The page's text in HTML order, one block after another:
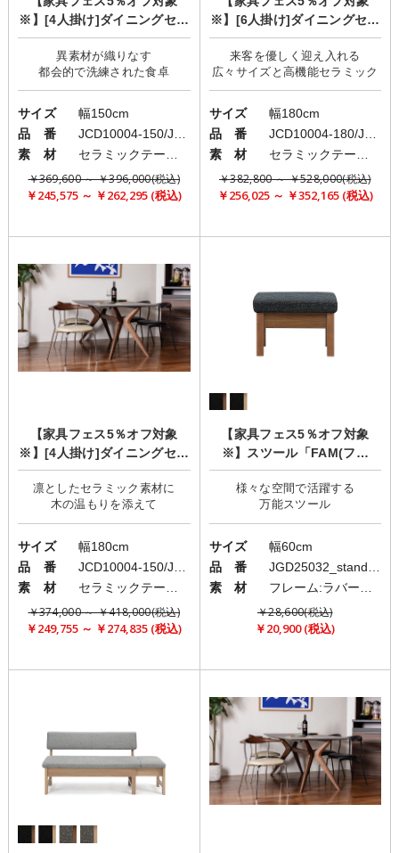
※】[4人掛け]ダイニングセッ
ト/セラミックインテリア/FA
ME×MIX
異素材が織りなす
サイズ
幅150cm
品 番
JCD10004-150/JCD20004-MX
素 材
セラミックテーブル/異素材ミックスチェア
￥369,600 ～ ￥396,000(税込)
￥245,575 ～ ￥262,295 (税込)
※】[6人掛け]ダイニングセッ
ト/セラミックインテリア/FA
ME×MIX
来客を優しく迎え入れる
サイズ
幅180cm
品 番
JCD10004-180/JCD20004-MX
素 材
セラミックテーブル/異素材ミックスチェア
￥382,800 ～ ￥528,000(税込)
￥256,025 ～ ￥352,165 (税込)
【家具フェス5％オフ対象
※】[4人掛け]ダイニングセッ
ト/セラミックインテリア/FA
ME×LILI
凛としたセラミック素材に
サイズ
幅180cm
品 番
素 材
￥374,000 ～ ￥418,000(税込)
￥249,755 ～ ￥274,835 (税込)
【家具フェス5％オフ対象
※】スツール「FAM(ファ
ム)」
様々な空間で活躍する
サイズ
幅60cm
品 番
素 材
￥28,600(税込)
￥20,900 (税込)